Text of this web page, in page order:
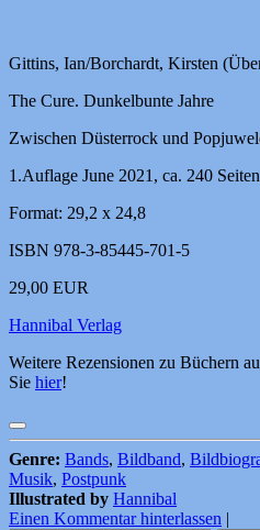
Gittins, Ian/Borchardt, Kirsten
The Cure. Dunkelbunte Jahre
Zwischen Düsterrock und
1.Auflage June 2021, ca. 240
Format: 29,2 x 24,8
ISBN 978-3-85445-701-5
29,00 EUR
Hannibal Verlag
Weitere Rezensionen zu Büchern
Sie hier!
Genre: Bands, Bildband,
Musik, Postpunk
Illustrated by Hannibal
Einen Kommentar hinterlassen |